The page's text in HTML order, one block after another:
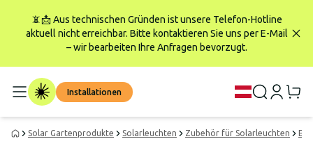
📵📩 Aus technischen Gründen ist unsere Telefon-Hotline
aktuell nicht erreichbar. Bitte kontaktieren Sie uns per E-Mail
– wir bearbeiten Ihre Anfragen bevorzugt.
Installationen
Solar Gartenprodukte Solarleuchten Zubehör für Solarleuchten